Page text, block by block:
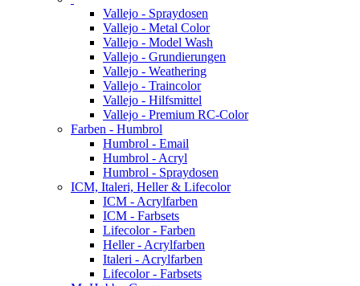
Vallejo - Spraydosen
Vallejo - Metal Color
Vallejo - Model Wash
Vallejo - Grundierungen
Vallejo - Weathering
Vallejo - Traincolor
Vallejo - Hilfsmittel
Vallejo - Premium RC-Color
Farben - Humbrol
Humbrol - Email
Humbrol - Acryl
Humbrol - Spraydosen
ICM, Italeri, Heller & Lifecolor
ICM - Acrylfarben
ICM - Farbsets
Lifecolor - Farben
Heller - Acrylfarben
Italeri - Acrylfarben
Lifecolor - Farbsets